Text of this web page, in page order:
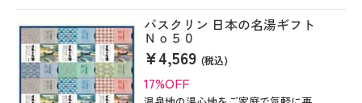
バスクリン 日本の名湯ギフト
Ｎｏ５０
¥4,569(税込)
17%OFF